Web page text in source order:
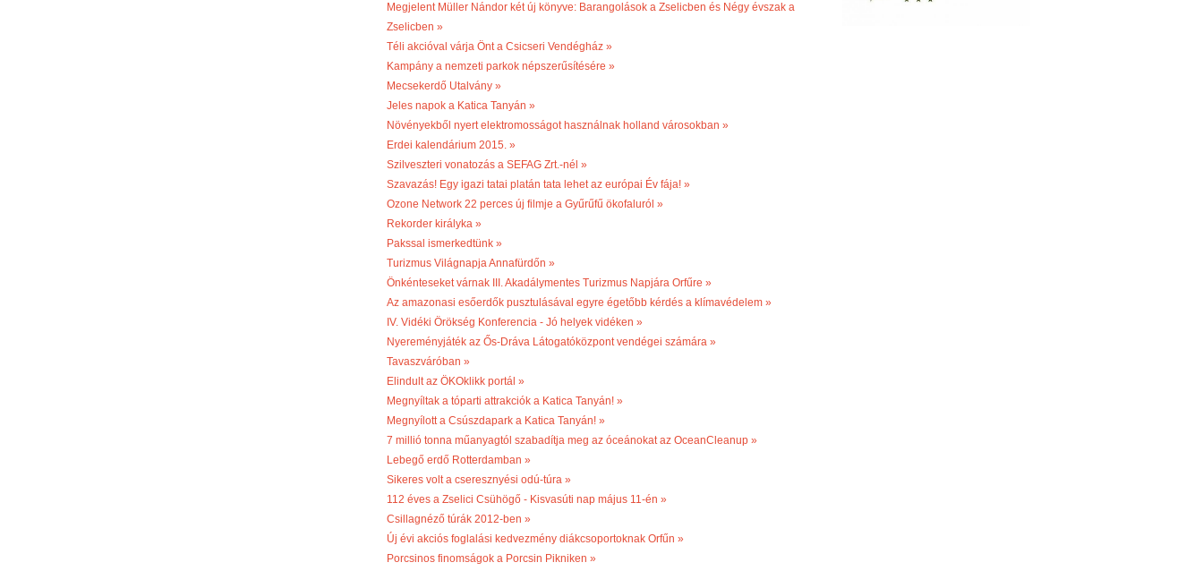
Megjelent Müller Nándor két új könyve: Barangolások a Zselicben és Négy évszak a
Zselicben »
Téli akcióval várja Önt a Csicseri Vendégház »
Kampány a nemzeti parkok népszerűsítésére »
Mecsekerdő Utalvány »
Jeles napok a Katica Tanyán »
Növényekből nyert elektromosságot használnak holland városokban »
Erdei kalendárium 2015. »
Szilveszteri vonatozás a SEFAG Zrt.-nél »
Szavazás! Egy igazi tatai platán tata lehet az európai Év fája! »
Ozone Network 22 perces új filmje a Gyűrűfű ökofaluról »
Rekorder királyka »
Pakssal ismerkedtünk »
Turizmus Világnapja Annafürdőn »
Önkénteseket várnak III. Akadálymentes Turizmus Napjára Orfűre »
Az amazonasi esőerdők pusztulásával egyre égetőbb kérdés a klímavédelem »
IV. Vidéki Örökség Konferencia - Jó helyek vidéken »
Nyereményjáték az Ős-Dráva Látogatóközpont vendégei számára »
Tavaszváróban »
Elindult az ÖKOklikk portál »
Megnyíltak a tóparti attrakciók a Katica Tanyán! »
Megnyílott a Csúszdapark a Katica Tanyán! »
7 millió tonna műanyagtól szabadítja meg az óceánokat az OceanCleanup »
Lebegő erdő Rotterdamban »
Sikeres volt a cseresznyési odú-túra »
112 éves a Zselici Csühögő - Kisvasúti nap május 11-én »
Csillagnéző túrák 2012-ben »
Új évi akciós foglalási kedvezmény diákcsoportoknak Orfűn »
Porcsinos finomságok a Porcsin Pikniken »